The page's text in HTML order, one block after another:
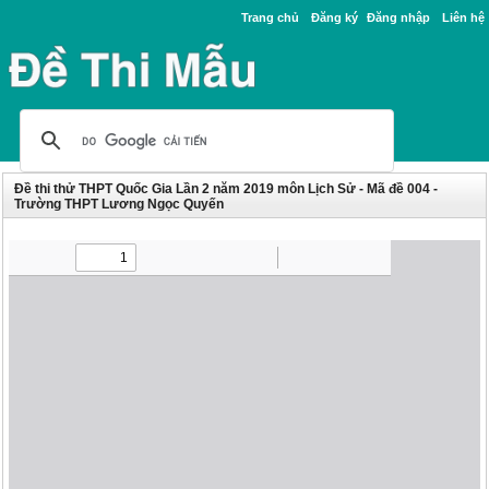
Trang chủ Đăng ký Đăng nhập Liên hệ
Đề thi thử THPT Quốc Gia Lần 2 năm 2019 môn Lịch Sử - Mã đề 004 -
Trường THPT Lương Ngọc Quyến